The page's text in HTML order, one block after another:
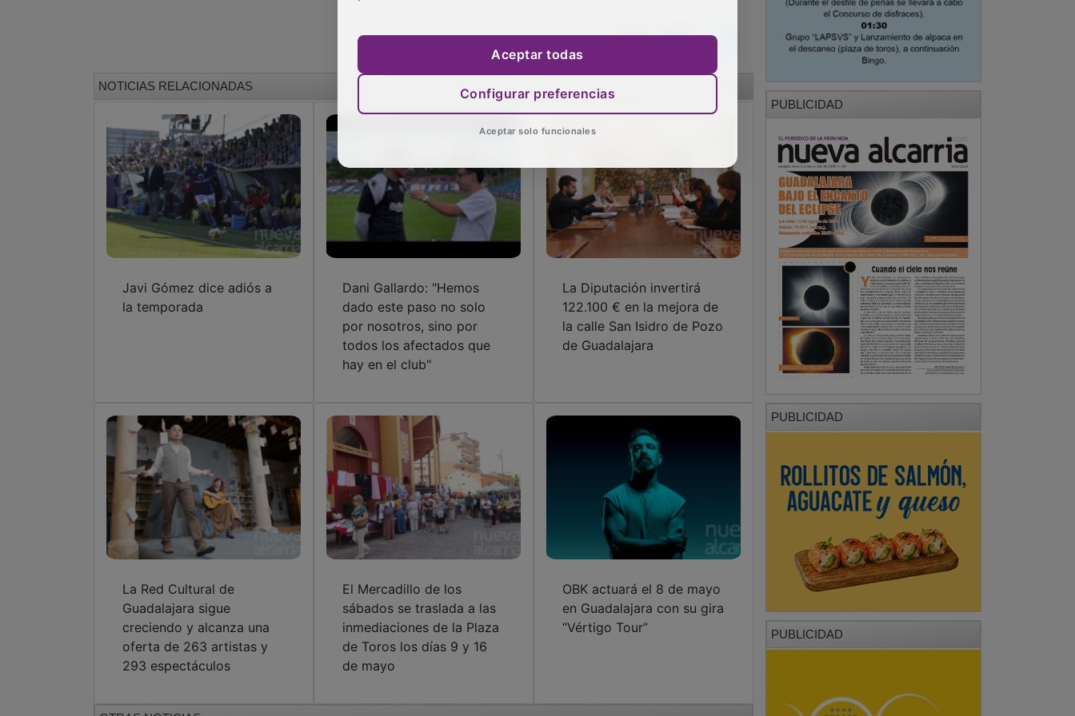
NOTICIAS RELACIONADAS
Javi Gómez dice adiós a
la temporada
Dani Gallardo: "Hemos
dado este paso no solo
por nosotros, sino por
todos los afectados que
hay en el club"
La Diputación invertirá
122.100 € en la mejora de
la calle San Isidro de Pozo
de Guadalajara
La Red Cultural de
Guadalajara sigue
creciendo y alcanza una
oferta de 263 artistas y
293 espectáculos
El Mercadillo de los
sábados se traslada a las
inmediaciones de la Plaza
de Toros los días 9 y 16
de mayo
OBK actuará el 8 de mayo
en Guadalajara con su gira
“Vértigo Tour”
PUBLICIDAD
PUBLICIDAD
PUBLICIDAD
Aceptar todas
Configurar preferencias
Aceptar solo funcionales